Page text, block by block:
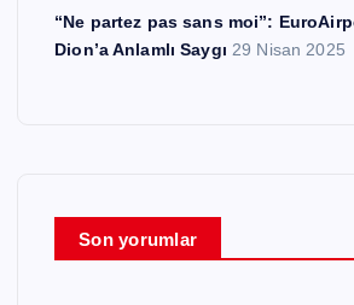
“Ne partez pas sans moi”:
Dion’a Anlamlı Saygı 29 Nisan 2025
Son yorumlar